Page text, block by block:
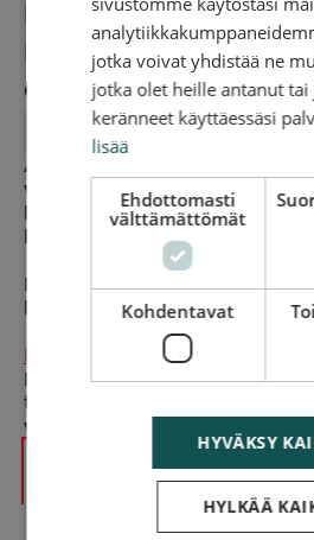
Hinauksen tarkan
Lappeenrannassa
osoitetiedot
Alkaen 119 €
Antamalla osoitetiedot näet
välittömästi ja tuleville päiville.
hinaus Lappeenrannassa on
kiire. Valitse tällöin hinaus 1-3
Hinauksen hinta sisältää auton
korjaamolle tai muuhun
Hinauspalvelu Lappeenrannassa
Lappeenrannan kokeneiden
toimesta. Voit olla varma, että
vaivattomasti.
Laske hinta
jotka voivat yhdistää ne
jotka olet heille antanut
keränneet käyttäessäsi
lisää
Ehdottomasti
välttämättömät
Kohdentavat
HYVÄKSY
HYLKÄÄ